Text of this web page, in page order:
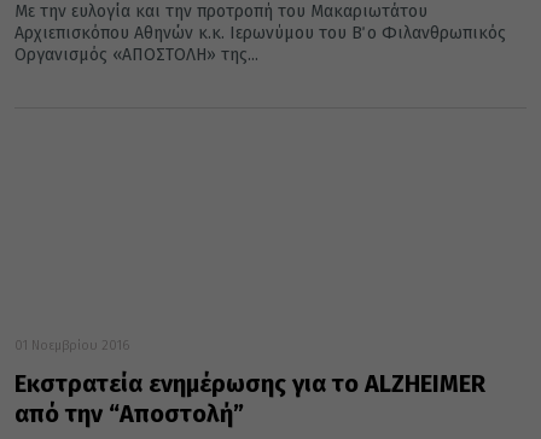
Με την ευλογία και την προτροπή του Μακαριωτάτου
Αρχιεπισκόπου Αθηνών κ.κ. Ιερωνύμου του Β΄ ο Φιλανθρωπικός
Οργανισμός «ΑΠΟΣΤΟΛΗ» της...
01 Νοεμβρίου 2016
Εκστρατεία ενημέρωσης για το ALZHEIMER
από την “Αποστολή”